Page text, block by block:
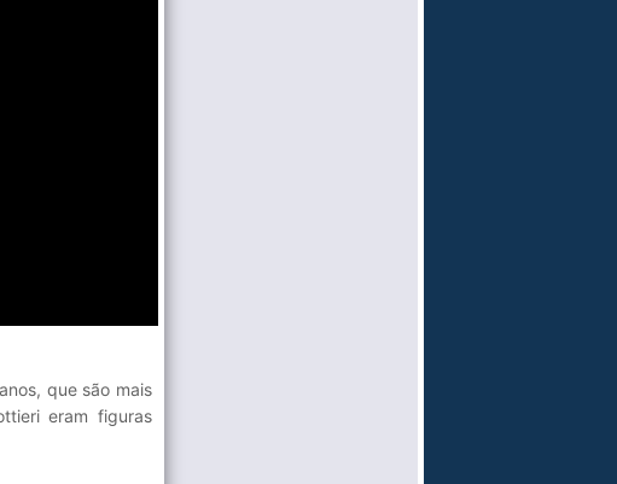
que são mais
eram figuras